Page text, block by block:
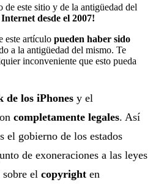
este sitio y de la antigüedad del
desde el 2007!
este artículo pueden haber sido
a la antigüedad del mismo. Te
inconveniente que esto pueda
de los iPhones y el
completamente legales. Así
el gobierno de los estados
de exoneraciones a las leyes
sobre el copyright en